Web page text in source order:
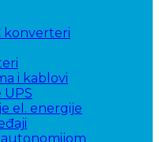
konverteri
i kablovi
UPS
el. energije
autonomijom